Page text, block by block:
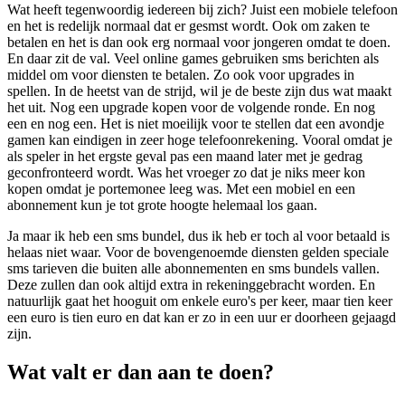
Wat heeft tegenwoordig iedereen bij zich? Juist een mobiele telefoon
en het is redelijk normaal dat er gesmst wordt. Ook om zaken te
betalen en het is dan ook erg normaal voor jongeren omdat te doen.
En daar zit de val. Veel online games gebruiken sms berichten als
middel om voor diensten te betalen. Zo ook voor upgrades in
spellen. In de heetst van de strijd, wil je de beste zijn dus wat maakt
het uit. Nog een upgrade kopen voor de volgende ronde. En nog
een en nog een. Het is niet moeilijk voor te stellen dat een avondje
gamen kan eindigen in zeer hoge telefoonrekening. Vooral omdat je
als speler in het ergste geval pas een maand later met je gedrag
geconfronteerd wordt. Was het vroeger zo dat je niks meer kon
kopen omdat je portemonee leeg was. Met een mobiel en een
abonnement kun je tot grote hoogte helemaal los gaan.
Ja maar ik heb een sms bundel, dus ik heb er toch al voor betaald is
helaas niet waar. Voor de bovengenoemde diensten gelden speciale
sms tarieven die buiten alle abonnementen en sms bundels vallen.
Deze zullen dan ook altijd extra in rekeninggebracht worden. En
natuurlijk gaat het hooguit om enkele euro's per keer, maar tien keer
een euro is tien euro en dat kan er zo in een uur er doorheen gejaagd
zijn.
Wat valt er dan aan te doen?